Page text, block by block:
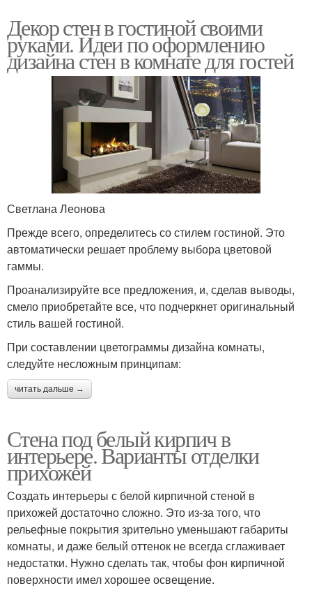
Декор стен в гостиной своими
руками. Идеи по оформлению
дизайна стен в комнате для гостей
Светлана Леонова
Прежде всего, определитесь со стилем гостиной. Это
автоматически решает проблему выбора цветовой
гаммы.
Проанализируйте все предложения, и, сделав выводы,
смело приобретайте все, что подчеркнет оригинальный
стиль вашей гостиной.
При составлении цветограммы дизайна комнаты,
следуйте несложным принципам:
читать дальше →
Стена под белый кирпич в
интерьере. Варианты отделки
прихожей
Создать интерьеры с белой кирпичной стеной в
прихожей достаточно сложно. Это из-за того, что
рельефные покрытия зрительно уменьшают габариты
комнаты, и даже белый оттенок не всегда сглаживает
недостатки. Нужно сделать так, чтобы фон кирпичной
поверхности имел хорошее освещение.